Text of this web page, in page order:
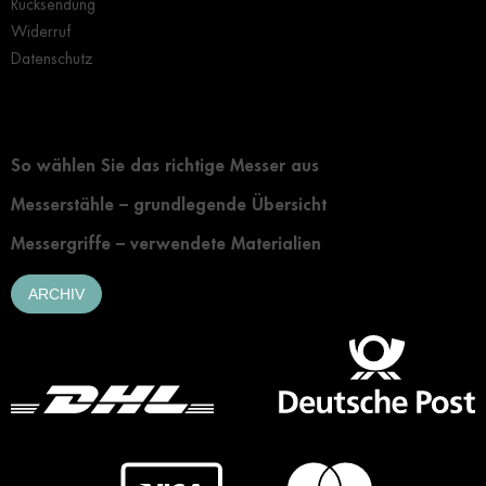
Rücksendung
Widerruf
Datenschutz
So wählen Sie das richtige Messer aus
Messerstähle – grundlegende Übersicht
Messergriffe – verwendete Materialien
ARCHIV